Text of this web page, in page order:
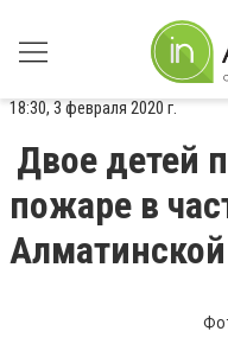
18:30, 3 февраля 2020 г.
Двое детей
пожаре в